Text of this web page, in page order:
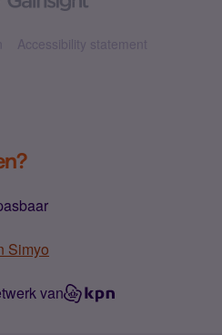
Accessibility statement
Simyo
van